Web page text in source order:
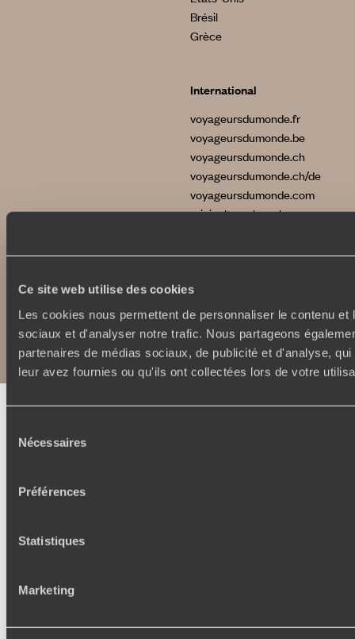
Ce site web utilise des cookies
Les cookies nous permettent de personnaliser le contenu
sociaux et d'analyser notre trafic. Nous partageons
partenaires de médias sociaux, de publicité et d'analyse,
leur avez fournies ou qu'ils ont collectées lors de votre
Nécessaires
Préférences
Statistiques
Marketing
Brésil
Grèce
International
voyageursdumonde.fr
voyageursdumonde.be
voyageursdumonde.ch
voyageursdumonde.ch/de
voyageursdumonde.com
originaltravel.co.uk
CopyrightsPlan du site
Politique de confidentialité et de Cookies
Notice légale et CGU